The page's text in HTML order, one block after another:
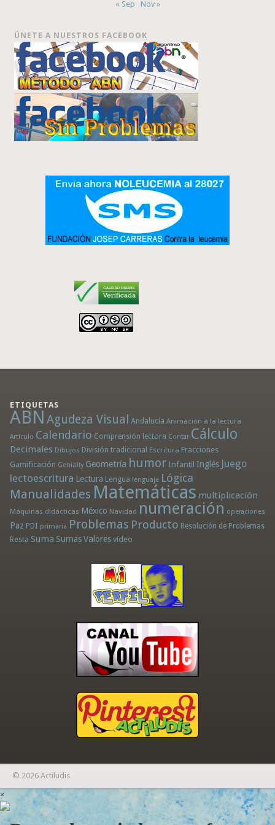
« Sep Nov »
ÚNETE A NUESTROS FACEBOOK
ETIQUETAS
ABN Agudeza Visual Andalucía Animación a la lectura
Artículo Calendario Comprensión lectora Contar Cálculo
Decimales Dibujos División tradicional Escritura Fracciones
Gamificación Genially Geometría humor Infantil Inglés Juego
lectoescritura Lectura Lengua lenguaje Lógica
Manualidades Matemáticas multiplicación
Máquinas didácticas México Navidad numeración operaciones
Paz PDI primaria Problemas Producto Resolución de Problemas
Resta Suma Sumas Valores vídeo
© 2026 Actiludis
×